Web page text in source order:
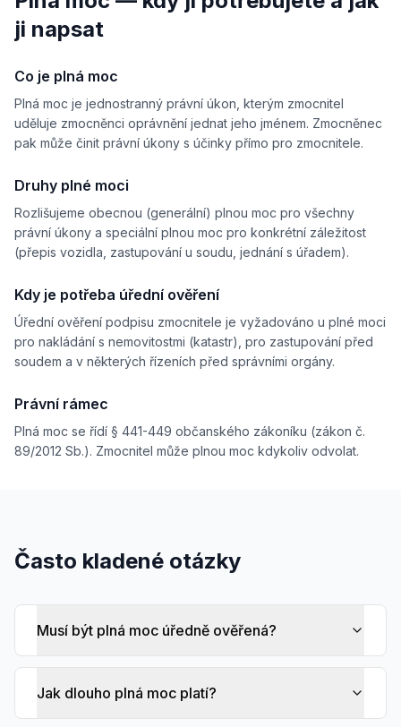
............................................
Splnomocnenec
ji napsat
Co je plná moc
Plná moc je jednostranný právní úkon, kterým zmocnitel
uděluje zmocněnci oprávnění jednat jeho jménem. Zmocněnec
pak může činit právní úkony s účinky přímo pro zmocnitele.
Druhy plné moci
Rozlišujeme obecnou (generální) plnou moc pro všechny
právní úkony a speciální plnou moc pro konkrétní záležitost
(přepis vozidla, zastupování u soudu, jednání s úřadem).
Kdy je potřeba úřední ověření
Úřední ověření podpisu zmocnitele je vyžadováno u plné moci
pro nakládání s nemovitostmi (katastr), pro zastupování před
soudem a v některých řízeních před správními orgány.
Právní rámec
Plná moc se řídí § 441-449 občanského zákoníku (zákon č.
89/2012 Sb.). Zmocnitel může plnou moc kdykoliv odvolat.
Často kladené otázky
Musí být plná moc úředně ověřená?
Jak dlouho plná moc platí?